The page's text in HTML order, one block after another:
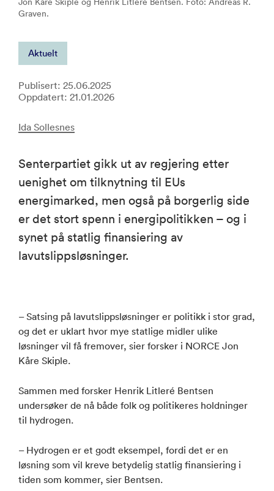
Graven.
Aktuelt
Publisert: 25.06.2025
Oppdatert: 21.01.2026
Ida Sollesnes
Senterpartiet gikk ut av regjering etter
uenighet om tilknytning til EUs
energimarked, men også på borgerlig side
er det stort spenn i energipolitikken – og i
synet på statlig finansiering av
lavutslippsløsninger.
– Satsing på lavutslippsløsninger er politikk i stor grad,
og det er uklart hvor mye statlige midler ulike
løsninger vil få fremover, sier forsker i NORCE Jon
Kåre Skiple.
Sammen med forsker Henrik Litleré Bentsen
undersøker de nå både folk og politikeres holdninger
til hydrogen.
– Hydrogen er et godt eksempel, fordi det er en
løsning som vil kreve betydelig statlig finansiering i
tiden som kommer, sier Bentsen.